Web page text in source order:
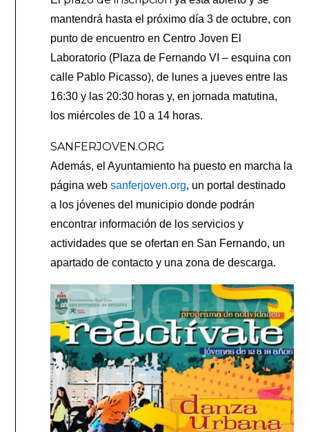
mantendrá hasta el próximo día 3 de octubre, con
punto de encuentro en Centro Joven El
Laboratorio (Plaza de Fernando VI – esquina con
calle Pablo Picasso), de lunes a jueves entre las
16:30 y las 20:30 horas y, en jornada matutina,
los miércoles de 10 a 14 horas.
SANFERJOVEN.ORG
Además, el Ayuntamiento ha puesto en marcha la
página websanferjoven.org, un portal destinado
a los jóvenes del municipio donde podrán
encontrar información de los servicios y
actividades que se ofertan en San Fernando, un
apartado de contacto y una zona de descarga.